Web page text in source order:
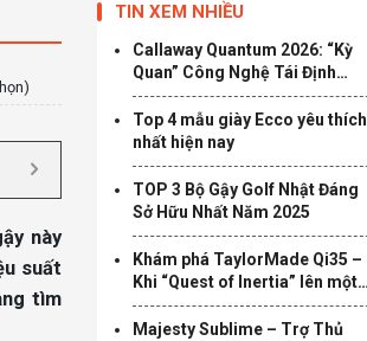
này
suất
tìm
TIN XEM NHIỀU
Callaway Quantum 2026: “Kỳ
Quan” Công Nghệ Tái Định
Nghĩa Giới Hạn Tốc Độ
Top 4 mẫu giày Ecco yêu thích
nhất hiện nay
TOP 3 Bộ Gậy Golf Nhật Đáng
Sở Hữu Nhất Năm 2025
Khám phá TaylorMade Qi35 –
Khi “Quest of Inertia” lên một
tầm cao mới
Majesty Sublime – Trợ Thủ